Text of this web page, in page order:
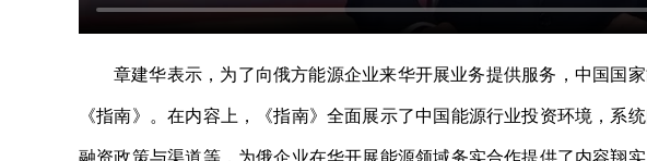
章建华表示，为了向俄方能源企业来华开展业务提供服务，中国国
《指南》。在内容上，《指南》全面展示了中国能源行业投资环境，系